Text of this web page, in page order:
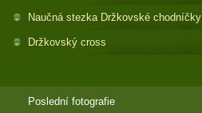
Naučná stezka Držkovské chodníčky
Držkovský cross
Poslední fotografie